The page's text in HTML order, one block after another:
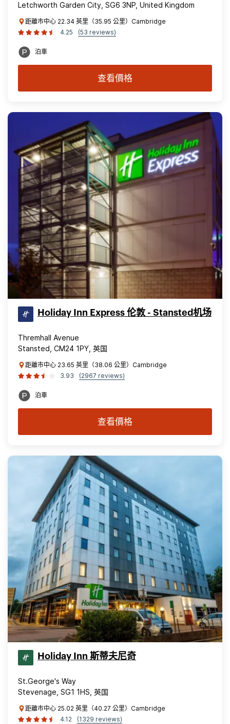
Letchworth Garden City, SG6 3NP, United Kingdom
距離市中心 22.34 英里（35.95 公里）Cambridge
4.25
(53 reviews)
泊車
查看價格
Holiday Inn Express 伦敦 - Stansted机场
Thremhall Avenue
Stansted, CM24 1PY, 英国
距離市中心 23.65 英里（38.06 公里）Cambridge
3.93
(2967 reviews)
泊車
查看價格
Holiday Inn 斯蒂夫尼奇
St.George's Way
Stevenage, SG1 1HS, 英国
距離市中心 25.02 英里（40.27 公里）Cambridge
4.12
(1329 reviews)